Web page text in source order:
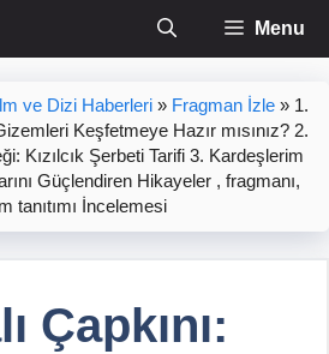
Menu
ve Dizi Haberleri » Fragman İzle » 1.
Keşfetmeye Hazır mısınız? 2.
Kızılcık Şerbeti Tarifi 3. Kardeşlerim
Güçlendiren Hikayeler , fragmanı,
tanıtımı İncelemesi
Çapkını: